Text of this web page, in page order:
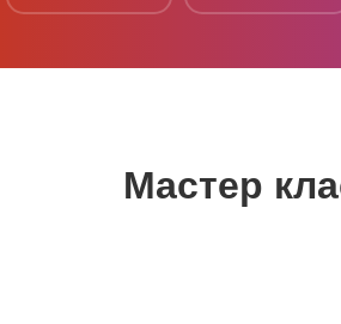
Мастер